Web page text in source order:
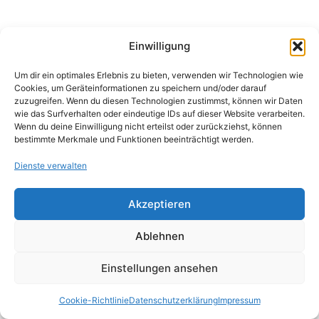
Einwilligung
Um dir ein optimales Erlebnis zu bieten, verwenden wir Technologien wie
Cookies, um Geräteinformationen zu speichern und/oder darauf
zuzugreifen. Wenn du diesen Technologien zustimmst, können wir Daten
wie das Surfverhalten oder eindeutige IDs auf dieser Website verarbeiten.
Wenn du deine Einwilligung nicht erteilst oder zurückziehst, können
bestimmte Merkmale und Funktionen beeinträchtigt werden.
Dienste verwalten
Akzeptieren
Ablehnen
Einstellungen ansehen
Cookie-RichtlinieDatenschutzerklärungImpressum
Impressum|Datenschutz |Cookie‑Richtlinie
Copyright © 2026 Turn- und Sportverein Walluf e.V.